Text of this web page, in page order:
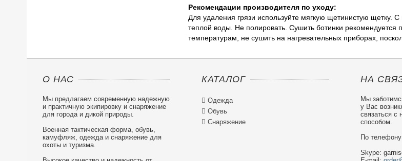
Рекомендации производителя по уходу:
Для удаления грязи используйте мягкую щетинистую щетку.
теплой воды. Не полировать. Сушить ботинки рекомендуется
температурам, не сушить на нагревательных приборах,
О НАС
Мы предлагаем современную надежную
и практичную экипировку и снаряжение
для города и дикой природы.
Военная тактическая форма, обувь,
камуфляж, одежда и снаряжение для
охоты и туризма.
КАТАЛОГ
 Одежда
 Обувь
 Снаряжение
НА
Мы
у Вас
связаться
способом.
По
Skype: